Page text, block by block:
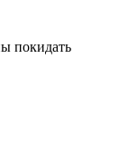
покидать